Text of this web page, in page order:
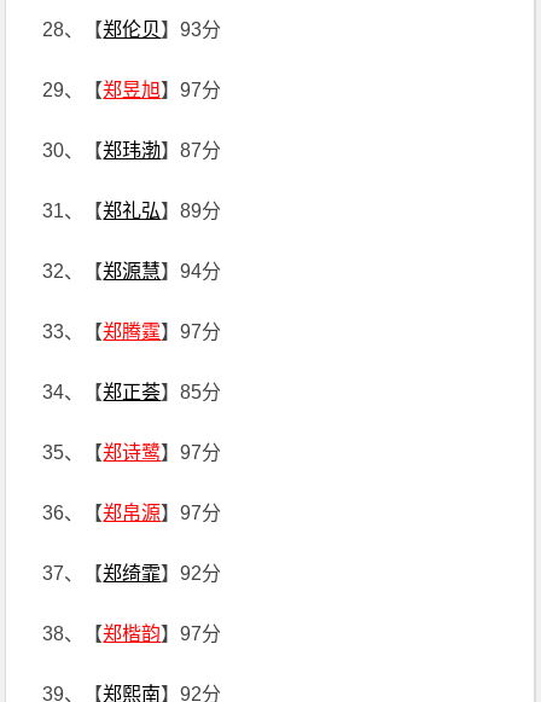
28、【郑伦贝】93分
29、【郑昱旭】97分
30、【郑玮渤】87分
31、【郑礼弘】89分
32、【郑源慧】94分
33、【郑腾霆】97分
34、【郑正荟】85分
35、【郑诗鹭】97分
36、【郑帛源】97分
37、【郑绮霏】92分
38、【郑楷韵】97分
39、【郑熙南】92分